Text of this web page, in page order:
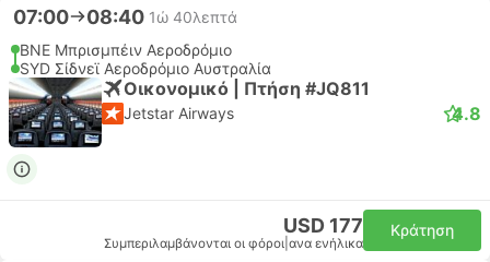
07:00 08:40 1ώ 40λεπτά
BNE Μπρισμπέιν Αεροδρόμιο
SYD Σίδνεϊ Αεροδρόμιο Αυστραλία
Οικονομικό | Πτήση #JQ811
Jetstar Airways 4.8
USD 177
Συμπεριλαμβάνονται οι φόροι ανα ενήλικα
Κράτηση